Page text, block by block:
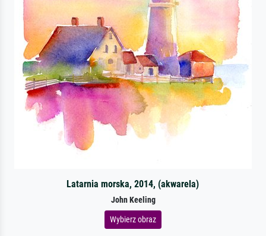
Latarnia morska, 2014, (akwarela)
John Keeling
Wybierz obraz